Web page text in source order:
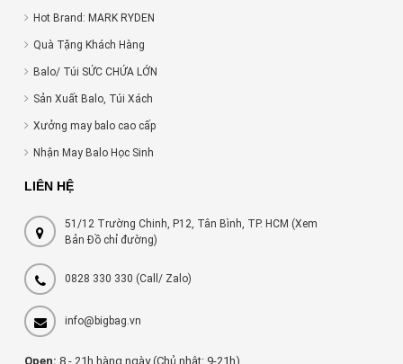
Hot Brand: MARK RYDEN
Quà Tặng Khách Hàng
Balo/ Túi SỨC CHỨA LỚN
Sản Xuất Balo, Túi Xách
Xưởng may balo cao cấp
Nhận May Balo Học Sinh
LIÊN HỆ
51/12 Trường Chinh, P12, Tân Bình, TP. HCM (Xem
Bản Đồ chỉ đường)
0828 330 330 (Call/ Zalo)
info@bigbag.vn
Open: 8 - 21h hàng ngày (Chủ nhật: 9-21h)